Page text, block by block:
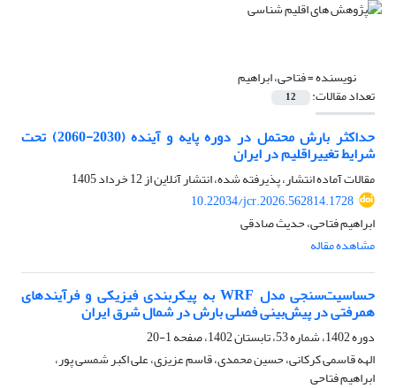
نویسنده =فتاحی، ابراهیم
تعداد مقالات: 12
حداکثر بارش محتمل در دوره پایه و آینده (2030-2060) تحت
شرایط تغییراقلیم در ایران
مقالات آماده انتشار، پذیرفته شده، انتشار آنلاین از12 خرداد 1405
10.22034/jcr.2026.562814.1728
ابراهیم فتاحی، حدیث صادقی
مشاهده مقاله
حساسیت‌سنجی مدل WRF به پیکربندی فیزیکی و فرآیندهای
همرفتی در پیش‌بینی فصلی بارش در شمال شرق ایران
دوره 1402، شماره 53، تابستان 1402، صفحه
1-20
الهه قاسمی کرکانی، حسین محمدی، قاسم عزیزی، علی اکبر شمسی پور،
ابراهیم فتاحی